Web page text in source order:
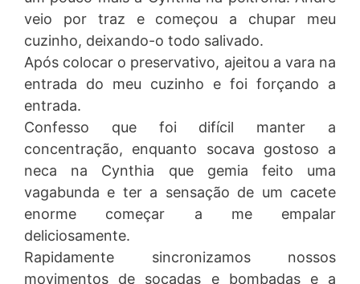
veio por traz e começou a chupar meu
cuzinho, deixando-o todo salivado.
Após colocar o preservativo, ajeitou a vara na
entrada do meu cuzinho e foi forçando a
entrada.
Confesso que foi difícil manter a
concentração, enquanto socava gostoso a
neca na Cynthia que gemia feito uma
vagabunda e ter a sensação de um cacete
enorme começar a me empalar
deliciosamente.
Rapidamente sincronizamos nossos
movimentos de socadas e bombadas e a